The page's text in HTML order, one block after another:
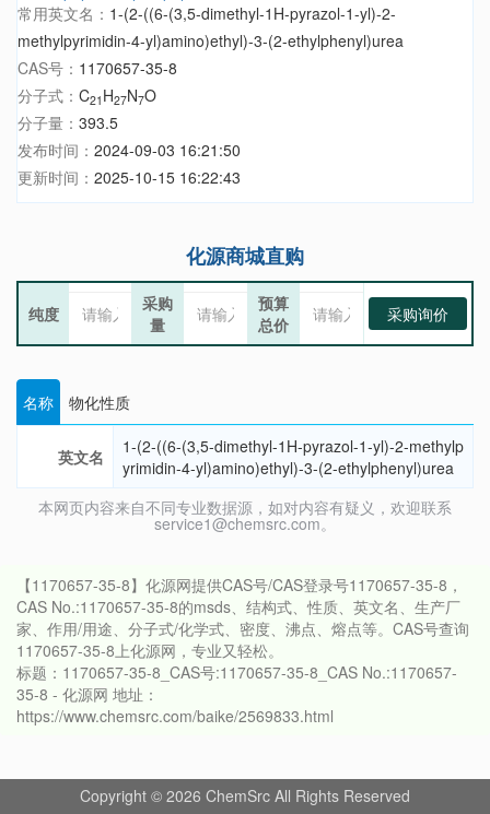
常用英文名： 1-(2-((6-(3,5-dimethyl-1H-pyrazol-1-yl)-2-
methylpyrimidin-4-yl)amino)ethyl)-3-(2-ethylphenyl)urea
CAS号： 1170657-35-8
分子式： C21 H27N7O
分子量： 393.5
发布时间： 2024-09-03 16:21:50
更新时间： 2025-10-15 16:22:43
化源商城直购
纯度
采购
量
预算
总价
采购询价
名称 物化性质
英文名
1-(2-((6-(3,5-dimethyl-1H-pyrazol-1-yl)-2-methylp
yrimidin-4-yl)amino)ethyl)-3-(2-ethylphenyl)urea
本网页内容来自不同专业数据源，如对内容有疑义，欢迎联系
service1@chemsrc.com。
【1170657-35-8】化源网提供CAS号/CAS登录号1170657-35-8，
CAS No.:1170657-35-8的msds、结构式、性质、英文名、生产厂
家、作用/用途、分子式/化学式、密度、沸点、熔点等。CAS号查询
1170657-35-8上化源网，专业又轻松。
标题：1170657-35-8_CAS号:1170657-35-8_CAS No.:1170657-
35-8 - 化源网 地址：
https://www.chemsrc.com/baike/2569833.html
Copyright © 2026 ChemSrc All Rights Reserved